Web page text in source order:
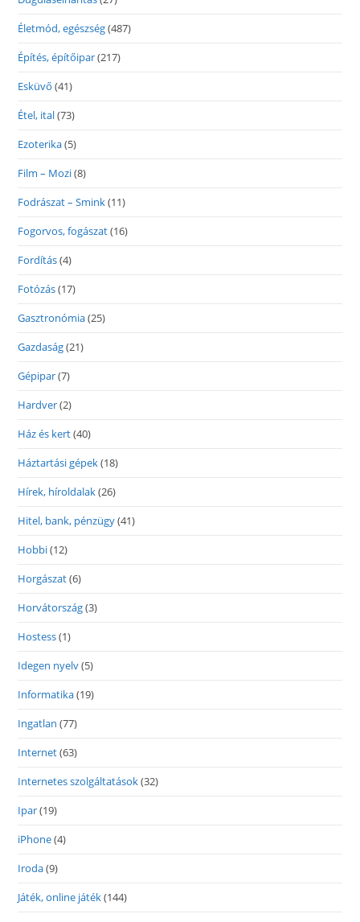
Életmód, egészség(487)
Építés, építőipar(217)
Esküvő (41)
Étel, ital(73)
Ezoterika(5)
Film – Mozi(8)
Fodrászat – Smink(11)
Fogorvos, fogászat(16)
Fordítás(4)
Fotózás(17)
Gasztronómia(25)
Gazdaság(21)
Gépipar(7)
Hardver(2)
Ház és kert(40)
Háztartási gépek(18)
Hírek, híroldalak(26)
Hitel, bank, pénzügy(41)
Hobbi(12)
Horgászat(6)
Horvátország(3)
Hostess(1)
Idegen nyelv(5)
Informatika(19)
Ingatlan (77)
Internet(63)
Internetes szolgáltatások(32)
Ipar(19)
iPhone(4)
Iroda(9)
Játék, online játék(144)